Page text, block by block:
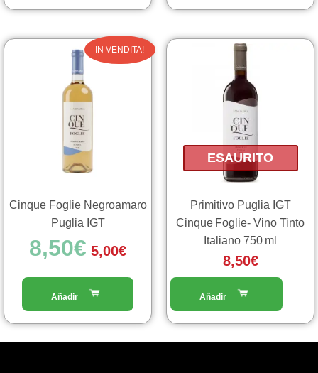
IN VENDITA!
Cinque Foglie Negroamaro
Puglia IGT
8,50€
Il
prezzo
originale
era:
5,00€
Il
prezzo
ESAURITO
Primitivo Puglia IGT
Cinque Foglie- Vino Tinto
Italiano 750 ml
8,50€